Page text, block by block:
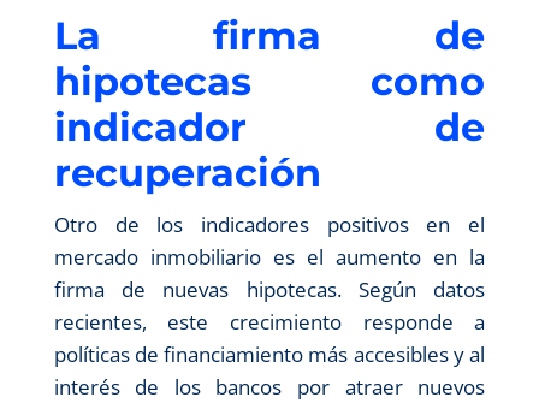
La firma de
hipotecas como
indicador de
recuperación
Otro de los indicadores positivos en el
mercado inmobiliario es el aumento en la
firma de nuevas hipotecas. Según datos
recientes, este crecimiento responde a
políticas de financiamiento más accesibles y al
interés de los bancos por atraer nuevos